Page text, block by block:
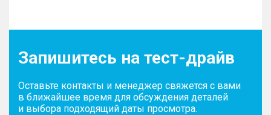
Запишитесь на тест-драйв
Оставьте контакты и менеджер свяжется с вами
в ближайшее время для обсуждения деталей
и выбора подходящий даты просмотра.